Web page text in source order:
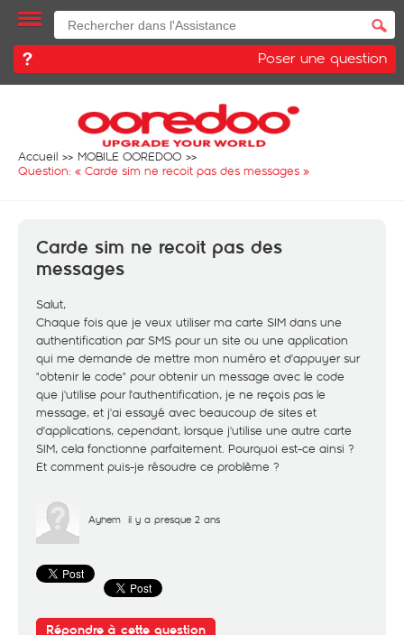
Poser une question
Accueil
MOBILE OOREDOO
Question: « Carde sim ne recoit pas des messages »
Carde sim ne recoit pas des
messages
Salut,
Chaque fois que je veux utiliser ma carte SIM dans une
authentification par SMS pour un site ou une application
qui me demande de mettre mon numéro et d'appuyer sur
"obtenir le code" pour obtenir un message avec le code
que j'utilise pour l'authentification, je ne reçois pas le
message, et j'ai essayé avec beaucoup de sites et
d'applications, cependant, lorsque j'utilise une autre carte
SIM, cela fonctionne parfaitement. Pourquoi est-ce ainsi ?
Et comment puis-je résoudre ce problème ?
Ayhem il y a presque 2 ans
Répondre à cette question